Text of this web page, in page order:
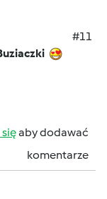
#11
aby dodawać
komentarze